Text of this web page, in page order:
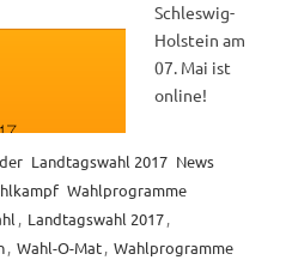
Schleswig-
Holstein am
07. Mai ist
online!
Landtagswahl 2017 News
Wahlprogramme
, Landtagswahl 2017,
, Wahl-O-Mat, Wahlprogramme